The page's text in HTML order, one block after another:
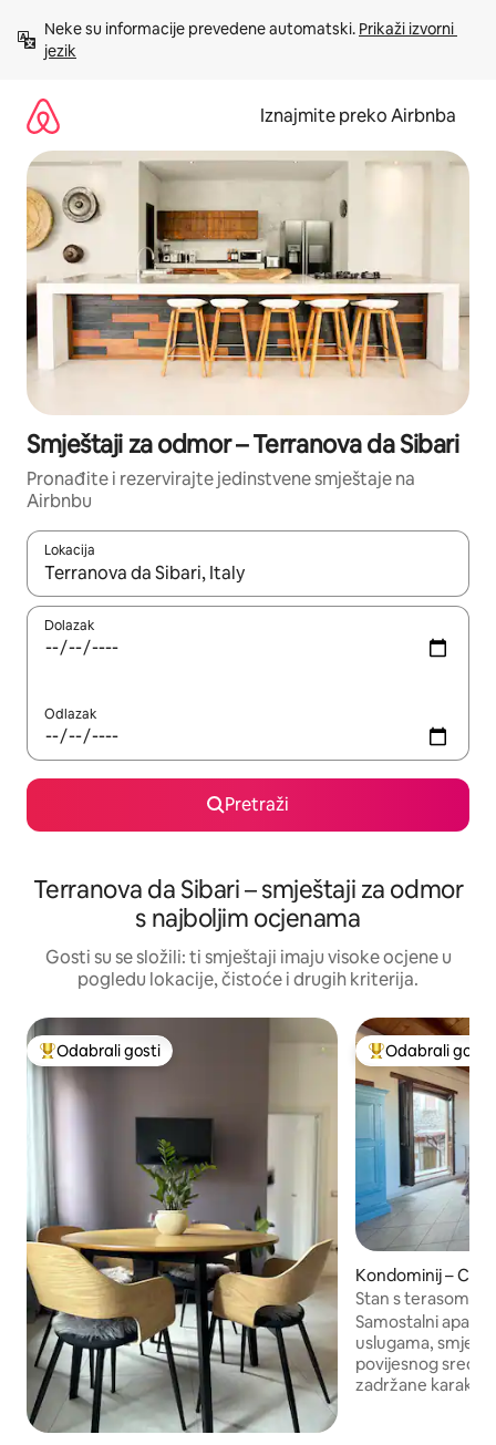
sadržaj
Neke su informacije prevedene automatski. Prikaži izvorni
jezik
Iznajmite preko Airbnba
Smještaji za odmor – Terranova da Sibari
Pronađite i rezervirajte jedinstvene smještaje na
Airbnbu
Lokacija
Kada budu dostupni rezultati, moći ćete ih pregledati
Dolazak
Odlazak
Pretraži
Terranova da Sibari – smještaji za odmor
s najboljim ocjenama
Gosti su se složili: ti smještaji imaju visoke ocjene u
pogledu lokacije, čistoće i drugih kriterija.
Među najviše rangiranima s oznakom „Odabrali gosti”
Odabrali gosti Među najviše
Odabrali gosti
Kondominij –
Stan s terasom
Samostalni
uslugama,
povijesnog
zadržane